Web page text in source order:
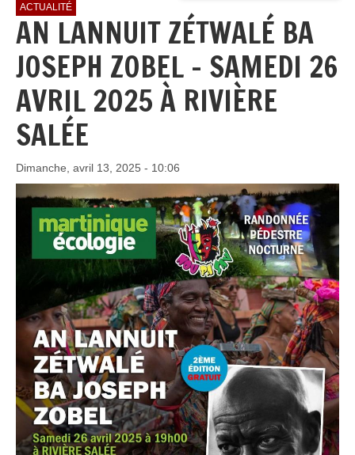
ACTUALITÉ
AN LANNUIT ZÉTWALÉ BA
JOSEPH ZOBEL - SAMEDI 26
AVRIL 2025 À RIVIÈRE
SALÉE
Dimanche, avril 13, 2025 - 10:06